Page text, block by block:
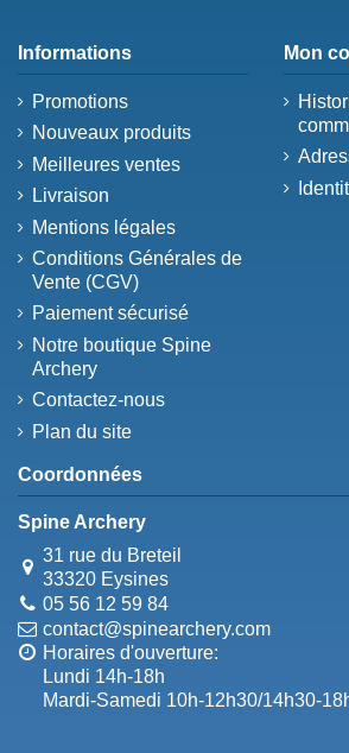
Informations
Promotions
Nouveaux produits
Meilleures ventes
Livraison
Mentions légales
Conditions Générales de
Vente (CGV)
Paiement sécurisé
Notre boutique Spine
Archery
Contactez-nous
Plan du site
Mon
Coordonnées
Spine Archery
31 rue du Breteil
33320 Eysines
05 56 12 59 84
contact@spinearchery.com
Horaires d'ouverture:
Lundi 14h-18h
Mardi-Samedi 10h-12h30/14h30-